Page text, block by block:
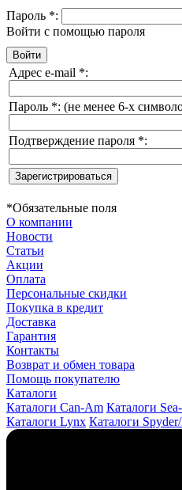
Пароль *:
Войти с помощью пароля
Адрес e-mail *:
Пароль *: (не менее 6-х
Подтверждение пароля *:
*Обязательные поля
О компании
Новости
Статьи
Акции
Оплата
Персональные скидки
Покупка в кредит
Доставка
Гарантия
Контакты
Возврат и обмен товара
Помощь покупателю
Каталоги
Каталоги Can-Am Каталоги
Каталоги Lynx Каталоги